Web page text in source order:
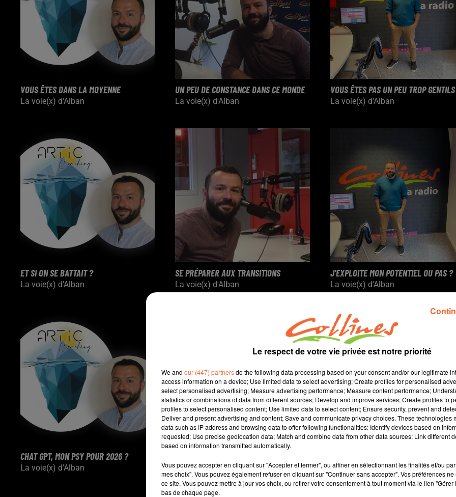
VOUS ÊTES DANS LA MOYENNE
La voie(x) d'Alban
UN PEU DE CONSTANCE DANS CE MONDE
La voie(x) d'Alban
VOUS ÊTES PAS UN PEU TROP
La voie(x) d'Alban
ET SI ON SE BATTAIT ?
La voie(x) d'Alban
SE PRÉPARER AUX TRANSITIONS
La voie(x) d'Alban
J'EXPLOITE MON POTENTIEL OU PAS ?
La voie(x) d'Alban
CHAT GPT, MON PSY POUR 2026 ?
La voie(x) d'Alban La voie(x) d'Alban
?
La voie(x) d'Alban
Le respect de votre vie privée est notre priorité
We and our (447) partnersdo the following data processing based on your consent and/or our legitimate
access information on a device; Use limited data to select advertising; Create profiles for personalised
select personalised advertising; Measure advertising performance; Measure content performance;
statistics or combinations of data from different sources; Develop and improve services; Create profiles to
profiles to select personalised content; Use limited data to select content; Ensure security, prevent and
Deliver and present advertising and content; Save and communicate privacy choices. These technologies
data such as IP address and browsing data to offer following functionalities: Identify devices based on
requested; Use precise geolocation data; Match and combine data from other data sources; Link different
based on information transmitted automatically.
Vous pouvez accepter en cliquant sur "Accepter et fermer", ou affiner en sélectionnant les finalités et/ou
mes choix". Vous pouvez également refuser en cliquant sur "Continuer sans accepter". Vos préférences
ce site. Vous pouvez mettre à jour vos choix, ou retirer votre consentement à tout moment via le lien
bas de chaque page.